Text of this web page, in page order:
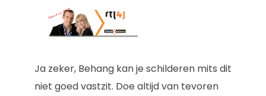
Ja zeker, Behang kan je schilderen mits dit
niet goed vastzit. Doe altijd van tevoren